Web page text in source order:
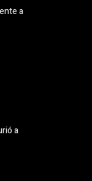
a
a